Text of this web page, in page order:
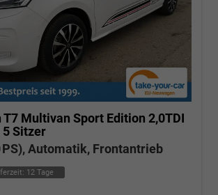
T7 Multivan Sport Edition 2,0TDI
5 Sitzer
PS), Automatik, Frontantrieb
12 Tage